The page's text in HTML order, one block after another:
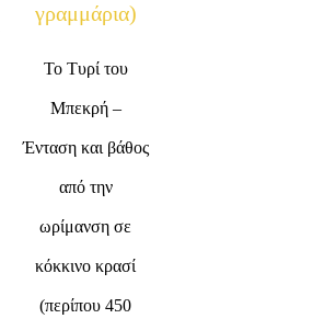
Το Τυρί του
Μπεκρή –
Ένταση και βάθος
από την
ωρίμανση σε
κόκκινο κρασί
(περίπου 450